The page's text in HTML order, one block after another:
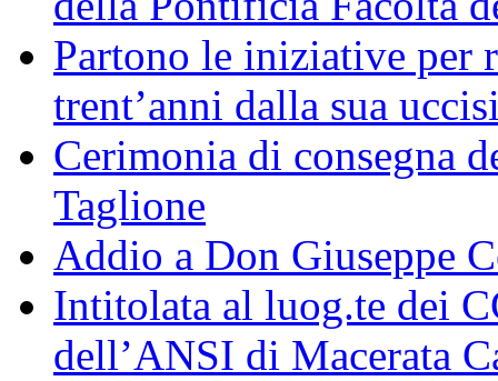
Partono le iniziative per
trent’anni dalla sua
Cerimonia di consegna
Taglione
Addio a Don Giuseppe
Intitolata al luog.te dei
dell’ANSI di Macerata